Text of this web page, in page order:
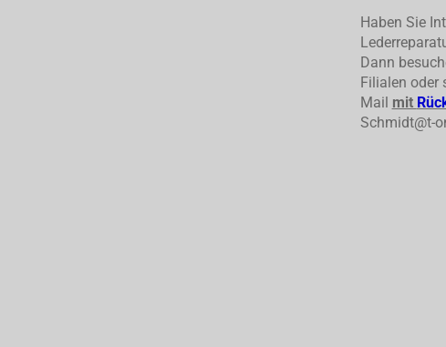
Haben Sie
Dann
Filialen oder
Mail mit
Schmidt@t-